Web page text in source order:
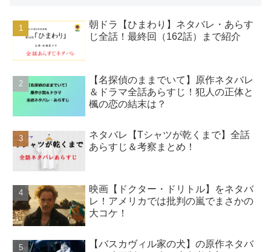
朝ドラ【ひまわり】ネタバレ・あらす
じ全話！最終回（162話）まで紹介
【名探偵のままでいて】原作ネタバレ
＆ドラマ全話あらすじ！犯人の正体と
楓の恋の結末は？
ネタバレ【Tシャツが乾くまで】全話
あらすじ＆考察まとめ！
映画【ドクター・ドリトル】をネタバ
レ！アメリカでは批判の嵐でまさかの
大コケ！
【バスカヴィル家の犬】の原作ネタバ